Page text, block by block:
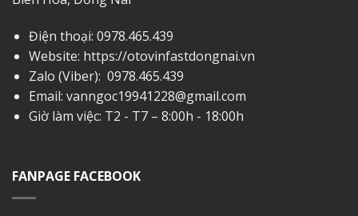
Điện thoại: 0978.465.439
Website: https://otovinfastdongnai.vn
Zalo (Viber): 0978.465.439
Email: vanngoc19941228@gmail.com
Giờ làm việc: T2 - T7 – 8:00h - 18:00h
FANPAGE FACEBOOK